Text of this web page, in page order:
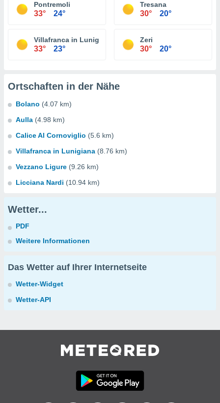
Pontremoli
33° 24°
Tresana
30° 20°
Villafranca in Lunigiana
33° 23°
Zeri
30° 20°
Ortschaften in der Nähe
Bolano (4.07 km)
Aulla (4.98 km)
Calice Al Cornoviglio (5.6 km)
Villafranca in Lunigiana (8.76 km)
Vezzano Ligure (9.26 km)
Licciana Nardi (10.94 km)
Wetter...
PDF
Weitere Informationen
Das Wetter auf Ihrer Internetseite
Wetter-Widget
Wetter-API